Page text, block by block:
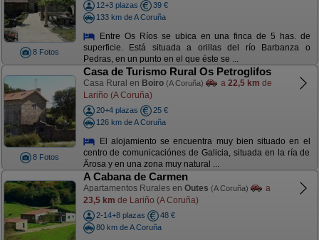
8 Fotos
12+3 plazas
39 €
133 km de A Coruña
Entre Os Ríos se ubica en una finca de 5 has. de
superficie. Está situada a orillas del río Barbanza o
Pedras, en un punto en el que éste se ...
8 Fotos
Casa de Turismo Rural Os Petroglifos
Casa Rural en Boiro (A Coruña) a 22,5 km de
Lariño (A Coruña)
20+4 plazas
25 €
126 km de A Coruña
El alojamiento se encuentra muy bien situado en el
centro de comunicaciónes de Galicia, situada en la ría de
Ärosa y en una zona muy natural ...
A Cabana de Carmen
Apartamentos Rurales en Outes (A Coruña)
a
23,5 km de Lariño (A Coruña)
2-14+8 plazas
48 €
80 km de A Coruña